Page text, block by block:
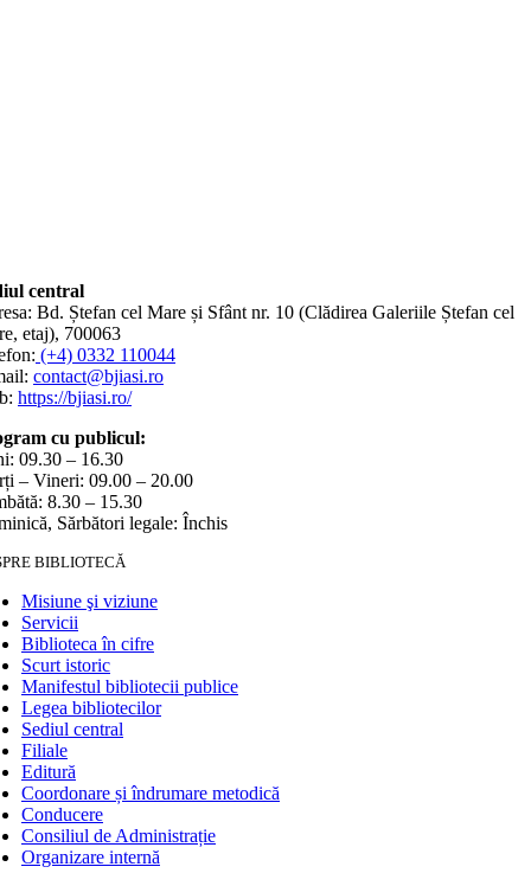
central
Bd. Ștefan cel Mare și Sfânt nr. 10 (Clădirea Galeriile Ștefan cel
etaj), 700063
(+4) 0332 110044
contact@bjiasi.ro
https://bjiasi.ro/
cu publicul:
09.30 – 16.30
– Vineri: 09.00 – 20.00
8.30 – 15.30
Sărbători legale: Închis
BIBLIOTECĂ
Misiune şi viziune
Servicii
Biblioteca în cifre
Scurt istoric
Manifestul bibliotecii publice
Legea bibliotecilor
Sediul central
Filiale
Editură
Coordonare și îndrumare metodică
Conducere
Consiliul de Administrație
Organizare internă